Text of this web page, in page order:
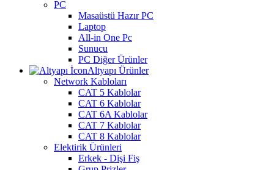
PC
Masaüstü Hazır PC
Laptop
All-in One Pc
Sunucu
PC Diğer Ürünler
Altyapı Ürünler
Network Kabloları
CAT 5 Kablolar
CAT 6 Kablolar
CAT 6A Kablolar
CAT 7 Kablolar
CAT 8 Kablolar
Elektirik Ürünleri
Erkek - Dişi Fiş